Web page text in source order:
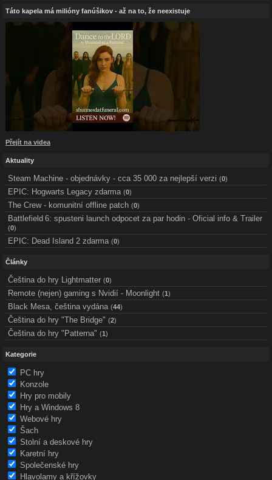
Táto kapela má milióny fanúšikov - až na to, že neexistuje
Přejít na videa
Aktuality
Steam Machine - objednávky - cca 35 000 za nejlepší verzi (0)
EPIC: Hogwarts Legacy zdarma (0)
The Crew - komunitní offline patch (0)
Battlefield 6: spusteni launch odpocet za par hodin - Oficial info & Trailer
(0)
EPIC: Dead Island 2 zdarma (0)
Články
Čeština do hry Lightmatter (0)
Remote (nejen) gaming s Nvidií - Moonlight (1)
Black Mesa, čeština vydána (44)
Čeština do hry "The Bridge" (2)
Čeština do hry "Patterna" (1)
Kategorie
PC hry
Konzole
Hry pro mobily
Hry a Windows 8
Webové hry
Šach
Stolní a deskové hry
Karetní hry
Společenské hry
Hlavolamy a křížovky